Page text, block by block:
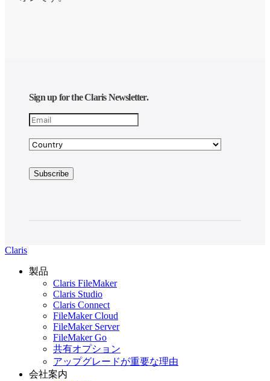
Sign up for the Claris Newsletter.
Claris
製品
Claris FileMaker
Claris Studio
Claris Connect
FileMaker Cloud
FileMaker Server
FileMaker Go
共有オプション
アップグレードが重要な理由
会社案内